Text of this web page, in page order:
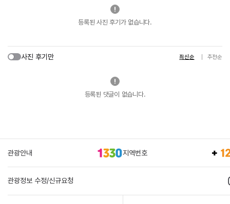
등록된 사진 후기가 없습니다.
사진 후기만 최신순 추천순
등록된 댓글이 없습니다.
관광안내 지역번호
관광정보 수정/신규요청